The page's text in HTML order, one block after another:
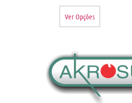
Ver Opções